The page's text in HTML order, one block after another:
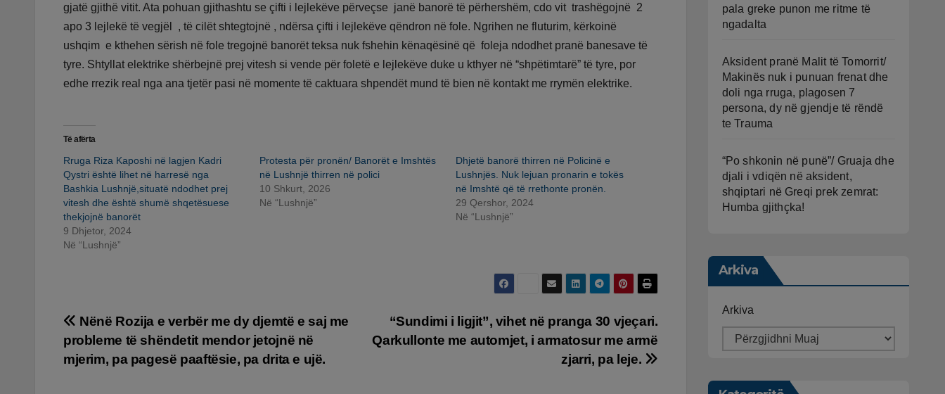
gjatë gjithë vitit. Ata pohuan gjithashtu se çifti i lejlekëve përveçse janë banorë të përhershëm, cdo vit trashëgojnë 2
apo 3 lejlekë të vegjël , të cilët shtegtojnë , ndërsa çifti i lejlekëve qëndron në fole. Ngrihen ne fluturim, kërkoinë
ushqim e kthehen sërish në fole tregojnë banorët teksa nuk fshehin kënaqësinë që foleja ndodhet pranë banesave të
tyre. Shtyllat elektrike shërbejnë prej vitesh si vende për foletë e lejlekëve duke u kthyer në “shpëtimtarë” të tyre, por
edhe rrezik real nga ana tjetër pasi në momente të caktuara shpendët mund të bien në kontakt me rrymën elektrike.
Të afërta
Rruga Riza Kaposhi në lagjen Kadri
Qystri është lihet në harresë nga
Bashkia Lushnjë,situatë ndodhet prej
vitesh dhe është shumë shqetësuese
thekjojnë banorët
9 Dhjetor, 2024
Në “Lushnjë”
Protesta për pronën/ Banorët e Imshtës
në Lushnjë thirren në polici
10 Shkurt, 2026
Në “Lushnjë”
Dhjetë banorë thirren në Policinë e
Lushnjës. Nuk lejuan pronarin e tokës
në Imshtë që të rrethonte pronën.
29 Qershor, 2024
Në “Lushnjë”
Lëvizje
te
“Sundimi i ligjit”, vihet në pranga 30 vjeçari.
Qarkullonte me automjet, i armatosur me armë
zjarri, pa leje.
Nënë Rozija e verbër me dy djemtë e saj me
probleme të shëndetit mendor jetojnë në
mjerim, pa pagesë paaftësie, pa drita e ujë.
pala greke punon me ritme të
ngadalta
Aksident pranë Malit të Tomorrit/
Makinës nuk i punuan frenat dhe
doli nga rruga, plagosen 7
persona, dy në gjendje të rëndë
te Trauma
“Po shkonin në punë”/ Gruaja dhe
djali i vdiqën në aksident,
shqiptari në Greqi prek zemrat:
Humba gjithçka!
Arkiva
Arkiva